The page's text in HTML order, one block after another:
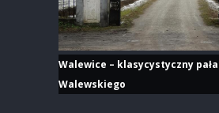
Walewice – klasycystyczny
Walewskiego